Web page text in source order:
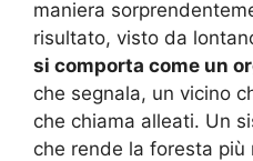
maniera
risultato, visto da
si comporta come un
che segnala, un vicino
che chiama alleati. Un
che rende la foresta più